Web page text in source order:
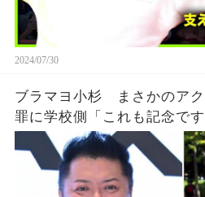
2024/07/30
ブラマヨ小杉 まさかのア
罪に学校側「これも記念です